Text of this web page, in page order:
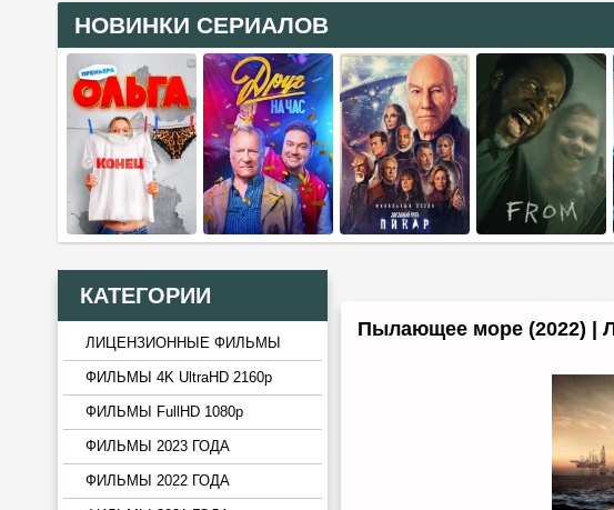
НОВИНКИ СЕРИАЛОВ
КАТЕГОРИИ
ЛИЦЕНЗИОННЫЕ ФИЛЬМЫ
ФИЛЬМЫ 4K UltraHD 2160p
ФИЛЬМЫ FullHD 1080p
ФИЛЬМЫ 2023 ГОДА
ФИЛЬМЫ 2022 ГОДА
Пылающее море (2022) |